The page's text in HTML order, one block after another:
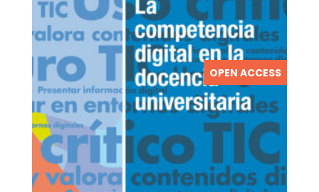
OPEN ACCESS